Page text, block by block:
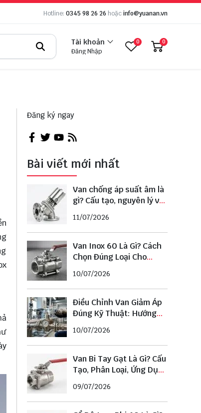
Hotline: 0345 98 26 26 hoặcinfo@yuanan.vn
Tài khoản
Đăng Nhập
0 0
Đăng ký ngay
Bài viết mới nhất
Van chống áp suất âm là
gì? Cấu tạo, nguyên lý và
cách lựa chọn đúng
11/07/2026
Van Inox 60 Là Gì? Cách
Chọn Đúng Loại Cho
Đường Ống Phi 60
10/07/2026
Điều Chỉnh Van Giảm Áp
Đúng Kỹ Thuật: Hướng
Dẫn Chi Tiết Từ A–Z
10/07/2026
Van Bi Tay Gạt Là Gì? Cấu
Tạo, Phân Loại, Ứng Dụng
Và Cách Chọn Chuẩn
09/07/2026